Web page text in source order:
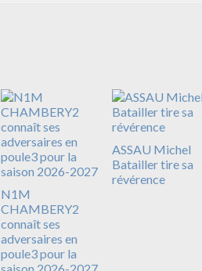
N1M
CHAMBERY2
connaît ses
adversaires en
poule3 pour la
ASSAU Michel
Batailler tire sa
révérence